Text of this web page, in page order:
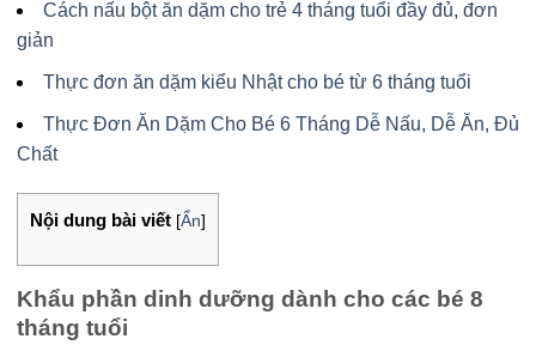
Cách nấu bột ăn dặm cho trẻ 4 tháng tuổi đầy đủ, đơn
giản
Thực đơn ăn dặm kiểu Nhật cho bé từ 6 tháng tuổi
Thực Đơn Ăn Dặm Cho Bé 6 Tháng Dễ Nấu, Dễ Ăn, Đủ
Chất
Nội dung bài viết [Ẩn]
Khẩu phần dinh dưỡng dành cho các bé 8
tháng tuổi